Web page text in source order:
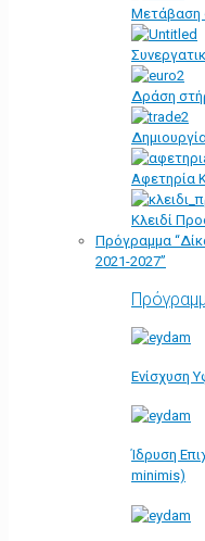
Μετάβαση
Δράση
Αφετηρία
Κλειδί
Πρόγραμμα
2021-2027”
Ενίσχυση
Ίδρυση
minimis)